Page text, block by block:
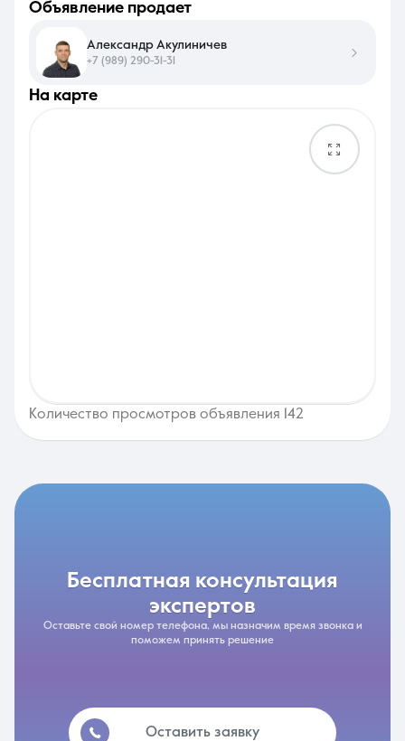
на карте
Количество просмотров объявления 142
объявление продает
Александр Акулиничев
+7 (989) 290-31-31
бесплатная консультация
экспертов
Оставьте свой номер телефона, мы назначим время звонка и
поможем принять решение
Оставить заявку